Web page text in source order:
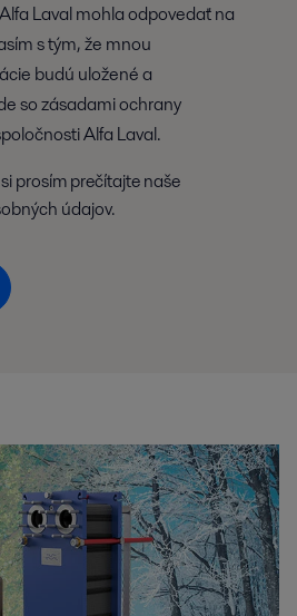
s tým, že mnou
budú uložené a
so zásadami ochrany
Alfa Laval.
prosím prečítajte naše
údajov.